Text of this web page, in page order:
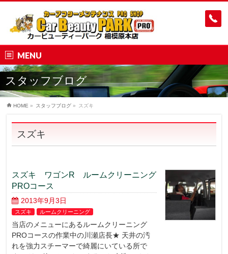
MENU
スタッフブログ
HOME » スタッフブログ » スズキ
スズキ
スズキ ワゴンR ルームクリーニング
PROコース
2013年9月3日
スズキ ルームクリーニング
当店のメニューにあるルームクリーニング
PROコースの作業中の川瀬店長★ 天井の汚
れを強力スチーマーで綺麗にいている所で